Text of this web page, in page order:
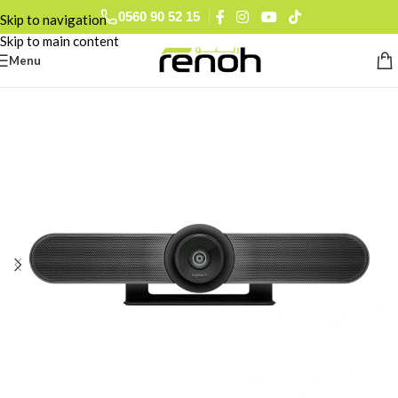
Skip to navigation
Skip to main content
0560 90 52 15
Menu